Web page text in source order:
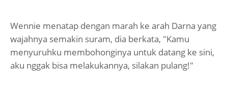
Wennie menatap dengan marah ke arah Darna yang
wajahnya semakin suram, dia berkata, "Kamu
menyuruhku membohonginya untuk datang ke sini,
aku nggak bisa melakukannya, silakan pulang!"